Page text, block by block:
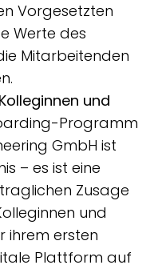
Vorgesetzten
Werte des
Mitarbeitenden
und
Programm
GmbH ist
– es ist eine
Zusage
und
ihrem ersten
Plattform auf